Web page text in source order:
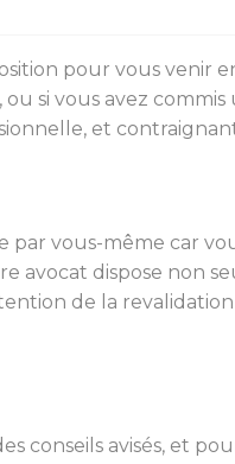
pour vous venir
si vous avez
et
vous-même car
avocat dispose non
de la
conseils avisés, et